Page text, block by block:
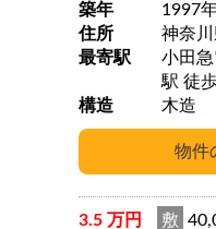
築年
1997
住所
神奈
最寄駅
小田
構造
木造
3.5 万円 敷